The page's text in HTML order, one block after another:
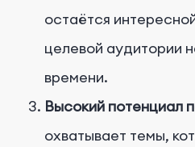
остаётся
целевой аудитории
времени.
Высокий потенциал
охватывает темы,